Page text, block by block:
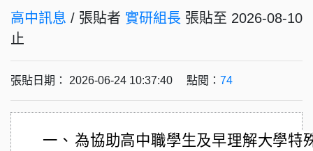
高中訊息 / 張貼者 實研組長 張貼至 2026-08-10
止
張貼日期： 2026-06-24 10:37:40 點閱： 74
一、 為協助高中職學生及早理解大學特